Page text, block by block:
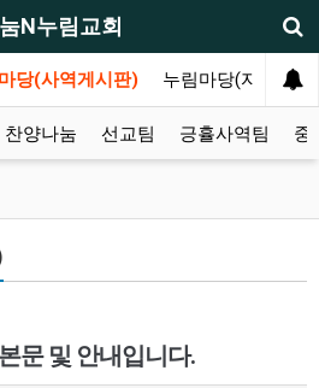
N누림교회
당(사역게시판) 누림마당(자유게시
찬양나눔 선교팀 긍휼사역팀 중
문 및 안내입니다.